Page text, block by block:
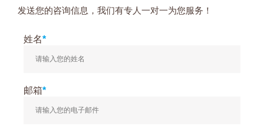
发送您的咨询信息，我们有专人一对一为您服务！
姓名*
邮箱*